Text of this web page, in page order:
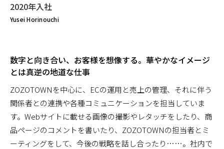
2020年入社
Yusei Horinouchi
数字と向き合い、お客様を想像する。華やかなイメージ
とは真逆の地道な仕事
ZOZOTOWNを中心に、ECの運用と売上の管理、それに伴う
関係者との連携や各種コミュニケーションを担当していま
す。Webサイトに載せる画像の撮影やレタッチをしたり、商
品ページのコメントを書いたり、ZOZOTOWNの担当者とミ
ーティングをして、今後の戦略を話し合ったり……。社内で